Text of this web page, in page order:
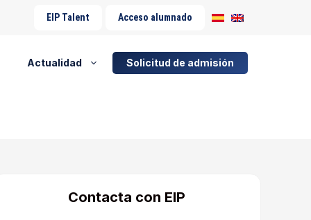
EIP Talent Acceso alumnado
Actualidad Solicitud de admisión
Contacta con EIP